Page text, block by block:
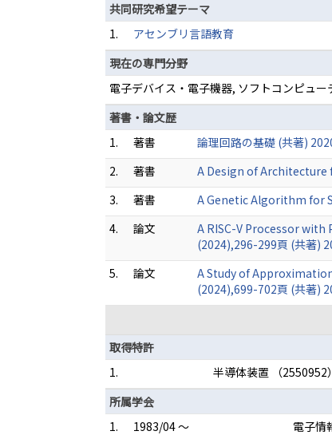
共同研究希望テーマ
1.
アセンブリ言語教育
現在の専門分野
電子デバイス・電子機器, ソフトコンピュ
著書・論文歴
1.
著書
論理回路の基礎 (共著)
2.
著書
A Design of Architecture
3.
著書
A Genetic Algorithm for
4.
論文
A RISC-V Processor
(2024),296-299頁 (共著)
5.
論文
A Study of
(2024),699-702頁 (共著)
取得特許
1.
半導体装置 （2550952）
所属学会
1.
1983/04 ～
電子情